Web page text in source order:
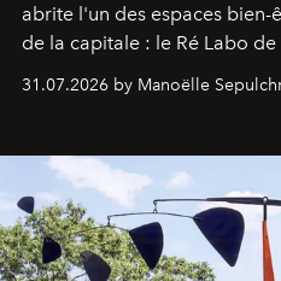
abrite l'un des espaces
de la capitale : le Ré Labo de
31.07.2026 by Manoëlle